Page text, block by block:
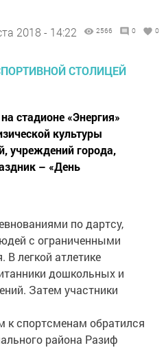
2018 - 14:22 2566 0 0
стадионе «Энергия»
культуры
учреждений города,
– «День
по дартсу,
с ограниченными
легкой атлетике
дошкольных и
Затем участники
к спортсменам обратился
района Разиф